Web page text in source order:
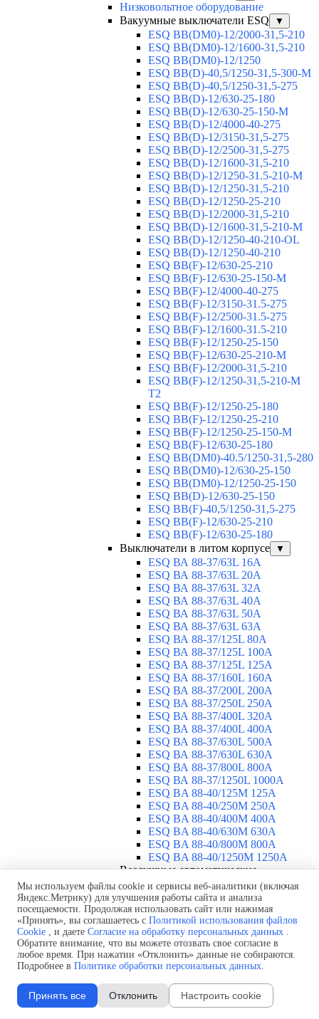
Низковольтное оборудование
Вакуумные выключатели ESQ
▼
ESQ ВВ(DM0)-12/2000-31,5-210
ESQ ВВ(DM0)-12/1600-31,5-210
ESQ ВВ(DM0)-12/1250
ESQ ВВ(D)-40,5/1250-31,5-300-М
ESQ ВВ(D)-40,5/1250-31,5-275
ESQ ВВ(D)-12/630-25-180
ESQ ВВ(D)-12/630-25-150-М
ESQ ВВ(D)-12/4000-40-275
ESQ ВВ(D)-12/3150-31,5-275
ESQ ВВ(D)-12/2500-31,5-275
ESQ ВВ(D)-12/1600-31,5-210
ESQ ВВ(D)-12/1250-31.5-210-М
ESQ ВВ(D)-12/1250-31,5-210
ESQ ВВ(D)-12/1250-25-210
ESQ BB(D)-12/2000-31,5-210
ESQ BB(D)-12/1600-31,5-210-М
ESQ BB(D)-12/1250-40-210-OL
ESQ BB(D)-12/1250-40-210
ESQ ВВ(F)-12/630-25-210
ESQ ВВ(F)-12/630-25-150-М
ESQ ВВ(F)-12/4000-40-275
ESQ ВВ(F)-12/3150-31.5-275
ESQ ВВ(F)-12/2500-31.5-275
ESQ ВВ(F)-12/1600-31.5-210
ESQ ВВ(F)-12/1250-25-150
ESQ BB(F)-12/630-25-210-М
ESQ BB(F)-12/2000-31,5-210
ESQ BB(F)-12/1250-31,5-210-М
T2
ESQ BB(F)-12/1250-25-180
ESQ ВВ(F)-12/1250-25-210
ESQ ВВ(F)-12/1250-25-150-М
ESQ BB(F)-12/630-25-180
ESQ ВВ(DM0)-40.5/1250-31,5-280
ESQ ВВ(DM0)-12/630-25-150
ESQ ВВ(DM0)-12/1250-25-150
ESQ BB(D)-12/630-25-150
ESQ ВВ(F)-40,5/1250-31,5-275
ESQ ВВ(F)-12/630-25-210
ESQ ВВ(F)-12/630-25-180
Выключатели в литом корпусе
▼
ESQ ВА 88-37/63L 16A
ESQ ВА 88-37/63L 20A
ESQ ВА 88-37/63L 32A
ESQ ВА 88-37/63L 40A
ESQ ВА 88-37/63L 50A
ESQ ВА 88-37/63L 63A
ESQ ВА 88-37/125L 80A
ESQ ВА 88-37/125L 100A
ESQ ВА 88-37/125L 125A
ESQ ВА 88-37/160L 160A
ESQ ВА 88-37/200L 200A
ESQ ВА 88-37/250L 250A
ESQ ВА 88-37/400L 320A
ESQ ВА 88-37/400L 400A
ESQ ВА 88-37/630L 500A
ESQ ВА 88-37/630L 630A
ESQ ВА 88-37/800L 800A
ESQ ВА 88-37/1250L 1000A
ESQ BA 88-40/125M 125A
ESQ BA 88-40/250M 250A
ESQ BA 88-40/400M 400A
ESQ BA 88-40/630М 630A
ESQ BA 88-40/800M 800A
ESQ BA 88-40/1250М 1250A
Воздушные автоматические
выключатели
▼
ESQ ВА99-40B 3F M2C2S2 M
2500A
ESQ ВА99-40A 3F M2C2S2 М
800A
ESQ ВА99-40A 3F M2C2S2 М
630A
ESQ ВА99-40A 3F M2C2S2 М
2000A
ESQ ВА99-40A 3F M2C2S2 М
Мы используем файлы cookie и сервисы веб-аналитики (включая
Яндекс.Метрику) для улучшения работы сайта и анализа
посещаемости. Продолжая использовать сайт или нажимая
«Принять», вы соглашаетесь с Политикой использования файлов
Cookie , и даете Согласие на обработку персональных данных .
Обратите внимание, что вы можете отозвать свое согласие в
любое время. При нажатии «Отклонить» данные не собираются.
Подробнее в Политике обработки персональных данных.
Принять все Отклонить Настроить cookie